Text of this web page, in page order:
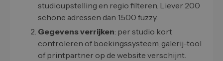
studioupstelling en regio filteren. Liever 200
schone adressen dan 1.500 fuzzy.
Gegevens verrijken: per studio kort
controleren of boekingssysteem, galerij-tool
of printpartner op de website verschijnt.